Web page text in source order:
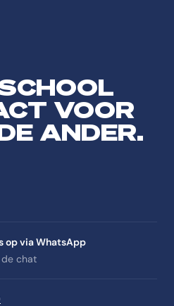
VOOR
ANDER.
op via WhatsApp
chat